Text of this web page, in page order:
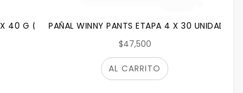
X 40 G (AG)PAÑAL WINNY PANTS ETAPA 4 X 30 UNIDADES
$47,500
AL CARRITO